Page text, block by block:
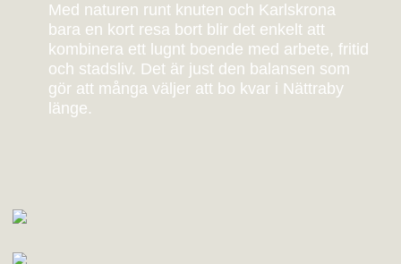
Med naturen runt knuten och Karlskrona
bara en kort resa bort blir det enkelt att
kombinera ett lugnt boende med arbete, fritid
och stadsliv. Det är just den balansen som
gör att många väljer att bo kvar i Nättraby
länge.